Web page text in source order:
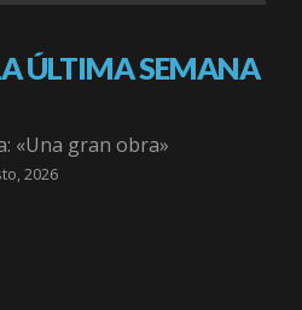
ÚLTIMA SEMANA
«Una gran obra»
2026